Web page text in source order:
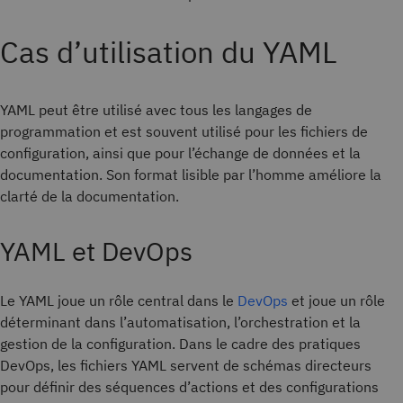
Cas d’utilisation du YAML
YAML peut être utilisé avec tous les langages de
programmation et est souvent utilisé pour les fichiers de
configuration, ainsi que pour l’échange de données et la
documentation. Son format lisible par l’homme améliore la
clarté de la documentation.
YAML et DevOps
Le YAML joue un rôle central dans le DevOps et joue un rôle
déterminant dans l’automatisation, l’orchestration et la
gestion de la configuration. Dans le cadre des pratiques
DevOps, les fichiers YAML servent de schémas directeurs
pour définir des séquences d’actions et des configurations